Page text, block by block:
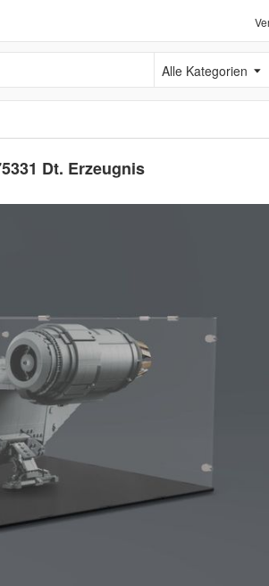
Alle Kategorien
Dt. Erzeugnis